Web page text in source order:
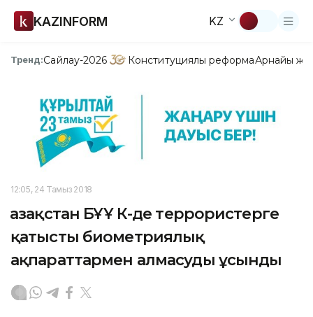
KAZINFORM KZ
Тренд:Сайлау-2026 Конституциялық реформаАрнайы
12:05, 24 Тамыз 2018
Қазақстан БҰҰ ҚК-де террористерге
қатысты биометриялық
ақпараттармен алмасуды ұсынды